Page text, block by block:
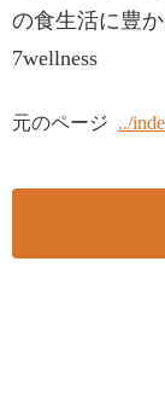
の食生活に豊
7wellness
元のページ ../